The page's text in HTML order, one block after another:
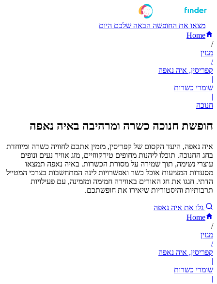
מצאו את החופשה הבאה שלכם היום
Home
/
מגזין
/
קפריסין, איה נאפה
|
שומרי כשרות
|
חנוכה
חופשת חנוכה כשרה ומרהיבה באיה נאפה
איה נאפה, היעד הקסום של קפריסין, מזמין אתכם לחוויה כשרה ומיוחדת
בחג החנוכה. תוכלו ליהנות מחופים טירקווזיים, מזג אוויר נעים ונופים
עוצרי נשימה, תוך שמירה על מסורת הכשרות. באיה נאפה תמצאו
מסעדות המציעות אוכל כשר ואפשרויות לינה המתחשבות בצרכי המטייל
הדתי. חגגו את חג האורים באווירה חמימה ומזמינה, עם פעילויות
תרבותיות והיסטוריות שיאירו את חופשתכם.
גלו את איה נאפה
Home
/
מגזין
/
קפריסין, איה נאפה
|
שומרי כשרות
|